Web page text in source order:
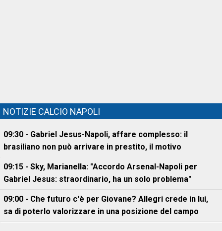
NOTIZIE CALCIO NAPOLI
09:30 - Gabriel Jesus-Napoli, affare complesso: il
brasiliano non può arrivare in prestito, il motivo
09:15 - Sky, Marianella: "Accordo Arsenal-Napoli per
Gabriel Jesus: straordinario, ha un solo problema"
09:00 - Che futuro c'è per Giovane? Allegri crede in lui,
sa di poterlo valorizzare in una posizione del campo